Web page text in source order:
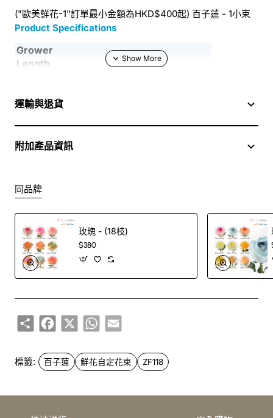
("歐美鮮花-1"訂單最小金額為HKD$400起) 百子蓮 - 1小束
Product Specifications
Grower
Length
Packing
運輸與退貨
附加產品資訊
同品牌
玫瑰 - (18枝)
$380
ShareFacebook
X WhatsApp
Email
標籤: 百子蓮 鮮花自定花束 ZF118